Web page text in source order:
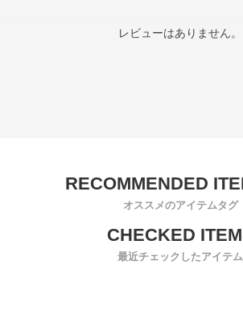
レビューはありません。
オススメのアイテムタグ
最近チェックしたアイテム